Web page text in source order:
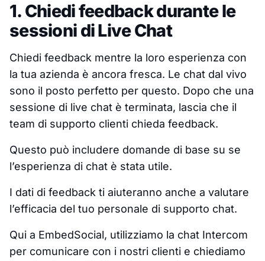
1. Chiedi feedback durante le
sessioni di Live Chat
Chiedi feedback mentre la loro esperienza con
la tua azienda è ancora fresca. Le chat dal vivo
sono il posto perfetto per questo. Dopo che una
sessione di live chat è terminata, lascia che il
team di supporto clienti chieda feedback.
Questo può includere domande di base su se
l’esperienza di chat è stata utile.
I dati di feedback ti aiuteranno anche a valutare
l’efficacia del tuo personale di supporto chat.
Qui a EmbedSocial, utilizziamo la chat Intercom
per comunicare con i nostri clienti e chiediamo